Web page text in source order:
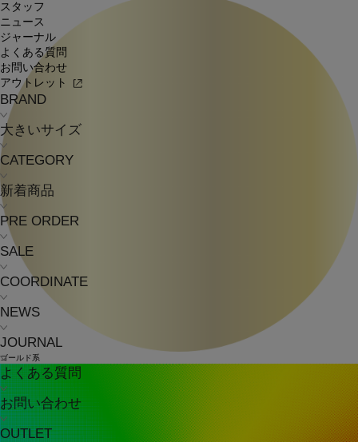
スタッフ
ニュース
ジャーナル
よくある質問
お問い合わせ
アウトレット
BRAND
大きいサイズ
CATEGORY
新着商品
PRE ORDER
SALE
COORDINATE
NEWS
JOURNAL
よくある質問
お問い合わせ
OUTLET
ゴールド系